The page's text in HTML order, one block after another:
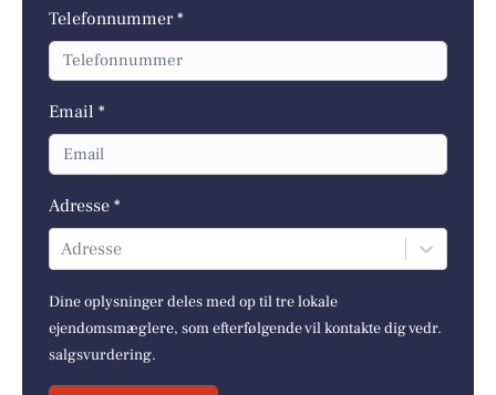
Telefonnummer *
Email *
Adresse *
Adresse
Dine oplysninger deles med op til tre lokale
ejendomsmæglere, som efterfølgende vil kontakte dig vedr.
salgsvurdering.